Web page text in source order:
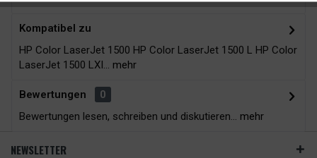
Kompatibel zu
HP Color LaserJet 1500 HP Color LaserJet 1500 L HP Color
LaserJet 1500 LXI... mehr
Bewertungen
0
Bewertungen lesen, schreiben und diskutieren... mehr
NEWSLETTER